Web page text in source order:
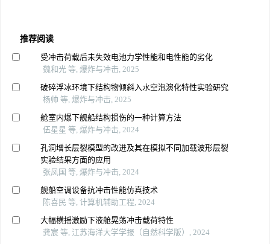
推荐阅读
受冲击荷载后未失效电池力学性能和电性能的劣化
魏和光 等, 爆炸与冲击, 2025
破碎浮冰环境下结构物倾斜入水空泡演化特性实验研究
杨帅 等, 爆炸与冲击, 2025
舱室内爆下舰船结构损伤的一种计算方法
伍星星 等, 爆炸与冲击, 2024
孔洞增长层裂模型的改进及其在模拟不同加载波形层裂
实验结果方面的应用
张凤国 等, 爆炸与冲击, 2024
舰船空调设备抗冲击性能仿真技术
陈喜民 等, 计算机辅助工程, 2024
大幅横摇激励下液舱晃荡冲击载荷特性
龚宸 等, 江苏海洋大学学报（自然科学版）, 2024